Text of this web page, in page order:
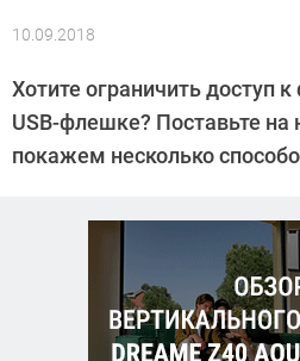
10.09.2018
Автор:
Дмитриева
Хотите ограничить доступ
USB-флешке? Поставьте
покажем несколько